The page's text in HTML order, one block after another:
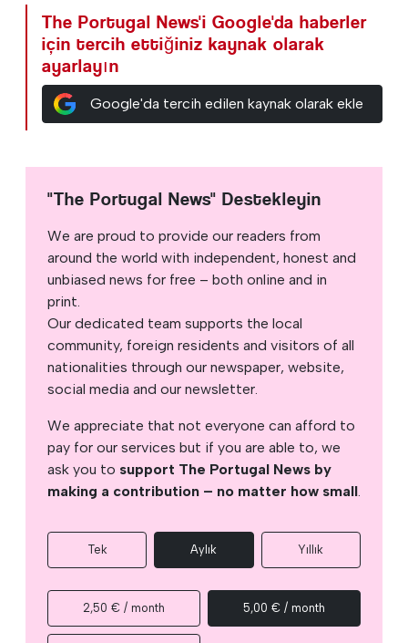
The Portugal News'i Google'da haberler
için tercih ettiğiniz kaynak olarak
ayarlayın
Google'da tercih edilen kaynak olarak ekle
"The Portugal News" Destekleyin
We are proud to provide our readers from
around the world with independent, honest and
unbiased news for free – both online and in
print.
Our dedicated team supports the local
community, foreign residents and visitors of all
nationalities through our newspaper, website,
social media and our newsletter.
We appreciate that not everyone can afford to
pay for our services but if you are able to, we
ask you to support The Portugal News by
making a contribution – no matter how small.
Tek Aylık Yıllık
2,50 € / month 5,00 € / month